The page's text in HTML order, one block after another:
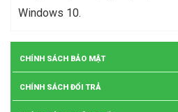
Windows 10.
CHÍNH SÁCH BẢO MẬT
CHÍNH SÁCH ĐỔI TRẢ